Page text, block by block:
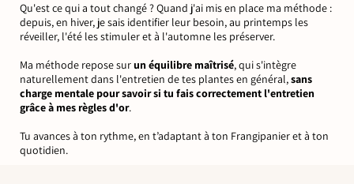
Qu'est ce qui a tout changé ? Quand j'ai mis en place ma méthode :
depuis, en hiver, je sais identifier leur besoin, au printemps les
réveiller, l'été les stimuler et à l'automne les préserver.
Ma méthode repose surun équilibre maîtrisé, qui s'intègre
naturellement dans l'entretien de tes plantes en général,sans
charge mentale pour savoir si tu fais correctement l'entretien
grâce à mes règles d'or.
Tu avances à ton rythme, en t’adaptant à ton Frangipanier et à ton
quotidien.